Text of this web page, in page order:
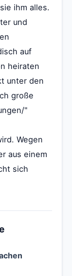
ihm alles.
und
auf
heiraten
unter den
große
"
Wegen
aus einem
sich